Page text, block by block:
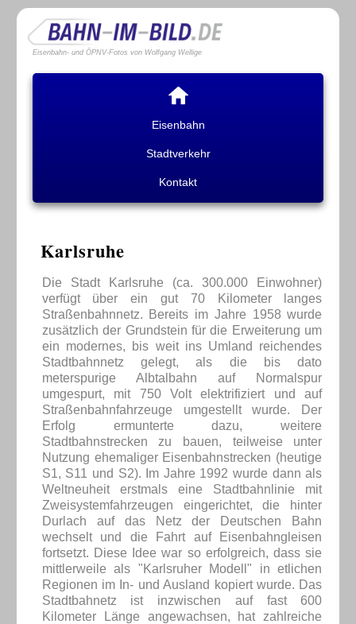
Eisenbahn- und ÖPNV-Fotos von Wolfgang Wellige
Eisenbahn
Stadtverkehr
Kontakt
Karlsruhe
Die Stadt Karlsruhe (ca. 300.000 Einwohner)
verfügt über ein gut 70 Kilometer langes
Straßenbahnnetz. Bereits im Jahre 1958 wurde
zusätzlich der Grundstein für die Erweiterung um
ein modernes, bis weit ins Umland reichendes
Stadtbahnnetz gelegt, als die bis dato
meterspurige Albtalbahn auf Normalspur
umgespurt, mit 750 Volt elektrifiziert und auf
Straßenbahnfahrzeuge umgestellt wurde. Der
Erfolg ermunterte dazu, weitere
Stadtbahnstrecken zu bauen, teilweise unter
Nutzung ehemaliger Eisenbahnstrecken (heutige
S1, S11 und S2). Im Jahre 1992 wurde dann als
Weltneuheit erstmals eine Stadtbahnlinie mit
Zweisystemfahrzeugen eingerichtet, die hinter
Durlach auf das Netz der Deutschen Bahn
wechselt und die Fahrt auf Eisenbahngleisen
fortsetzt. Diese Idee war so erfolgreich, dass sie
mittlerweile als "Karlsruher Modell" in etlichen
Regionen im In- und Ausland kopiert wurde. Das
Stadtbahnetz ist inzwischen auf fast 600
Kilometer Länge angewachsen, hat zahlreiche